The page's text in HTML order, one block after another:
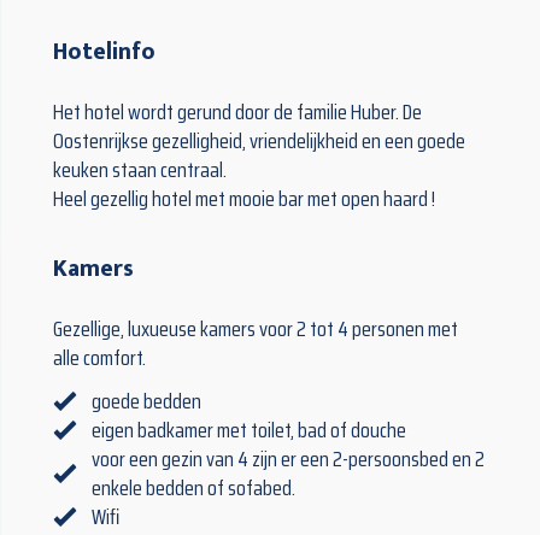
Hotelinfo
Het hotel wordt gerund door de familie Huber. De
Oostenrijkse gezelligheid, vriendelijkheid en een goede
keuken staan centraal.
Heel gezellig hotel met mooie bar met open haard !
Kamers
Gezellige, luxueuse kamers voor 2 tot 4 personen met
alle comfort.
goede bedden
eigen badkamer met toilet, bad of douche
voor een gezin van 4 zijn er een 2-persoonsbed en 2
enkele bedden of sofabed.
Wifi